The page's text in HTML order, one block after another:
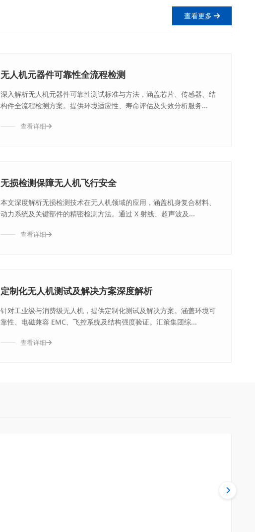
查看更多
无人机元器件可靠性全流程检测
深入解析无人机元器件可靠性测试标准与方法，涵盖芯片、传感器、结
构件全流程检测方案。提供环境适应性、寿命评估及失效分析服务...
查看详细
无损检测保障无人机飞行安全
本文深度解析无损检测技术在无人机领域的应用，涵盖机身复合材料、
动力系统及关键部件的精密检测方法。通过 X 射线、超声波及...
查看详细
定制化无人机测试及解决方案深度解析
针对工业级与消费级无人机，提供定制化测试及解决方案。涵盖环境可
靠性、电磁兼容 EMC、飞控系统及结构强度验证。汇策集团综...
查看详细